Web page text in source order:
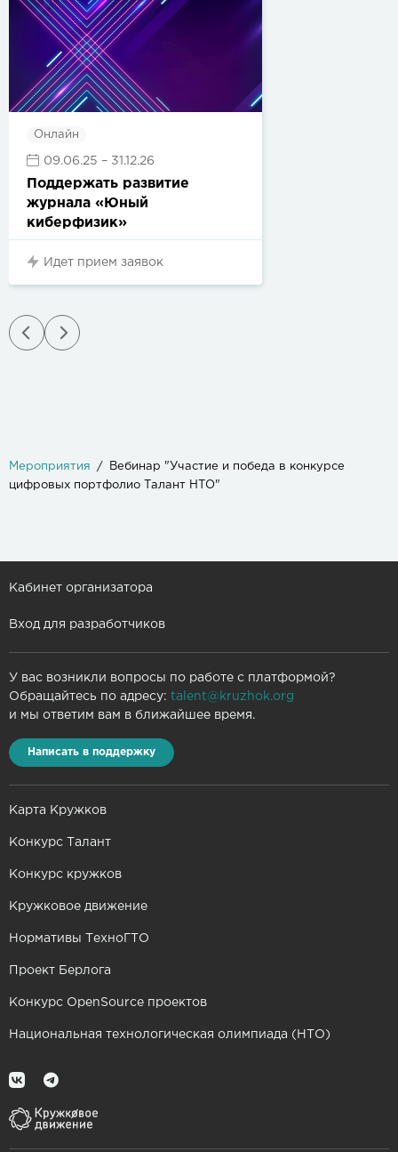
Онлайн
09.06.25 – 31.12.26
Поддержать развитие
журнала «Юный
киберфизик»
Идет прием заявок
Мероприятия
Вебинар "Участие и победа в конкурсе
цифровых портфолио Талант НТО"
Кабинет организатора
Вход для разработчиков
У вас возникли вопросы по работе с платформой?
Обращайтесь по адресу: talent@kruzhok.org
и мы ответим вам в ближайшее время.
Написать в поддержку
Карта Кружков
Конкурс Талант
Конкурс кружков
Кружковое движение
Нормативы ТехноГТО
Проект Берлога
Конкурс OpenSource проектов
Национальная технологическая олимпиада (НТО)